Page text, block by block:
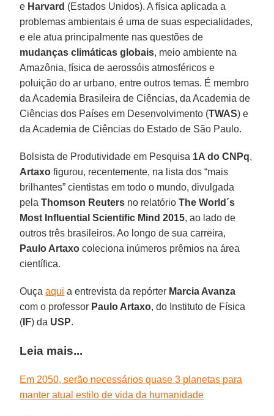
e Harvard (Estados Unidos). A física aplicada a
problemas ambientais é uma de suas especialidades,
e ele atua principalmente nas questões de
mudanças climáticas globais, meio ambiente na
Amazônia, física de aerossóis atmosféricos e
poluição do ar urbano, entre outros temas. É membro
da Academia Brasileira de Ciências, da Academia de
Ciências dos Países em Desenvolvimento (TWAS) e
da Academia de Ciências do Estado de São Paulo.
Bolsista de Produtividade em Pesquisa 1A do CNPq,
Artaxo figurou, recentemente, na lista dos “mais
brilhantes” cientistas em todo o mundo, divulgada
pelaThomson Reuters no relatórioThe World´s
Most Influential Scientific Mind 2015, ao lado de
outros três brasileiros. Ao longo de sua carreira,
Paulo Artaxo coleciona inúmeros prêmios na área
científica.
Ouça aqui a entrevista da repórter Marcia Avanza
com o professor Paulo Artaxo, do Instituto de Física
( IF) da USP.
Leia mais...
Em 2050, serão necessários quase 3 planetas para
manter atual estilo de vida da humanidade